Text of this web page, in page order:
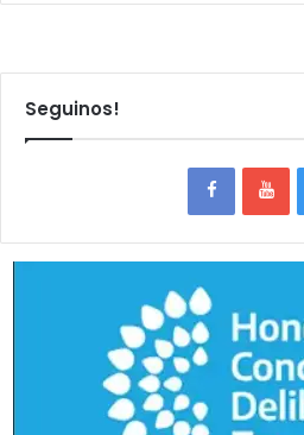
Seguinos!